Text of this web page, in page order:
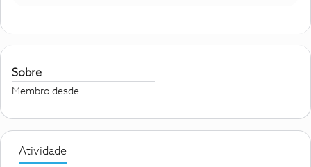
Sobre
Membro desde
Atividade